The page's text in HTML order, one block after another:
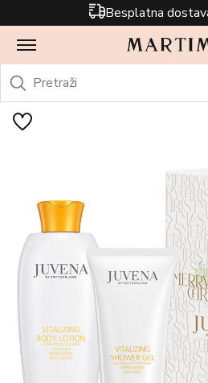
Besplatna